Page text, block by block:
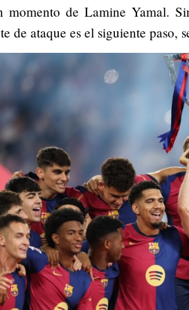
momento de Lamine Yamal.
de ataque es el siguiente paso,